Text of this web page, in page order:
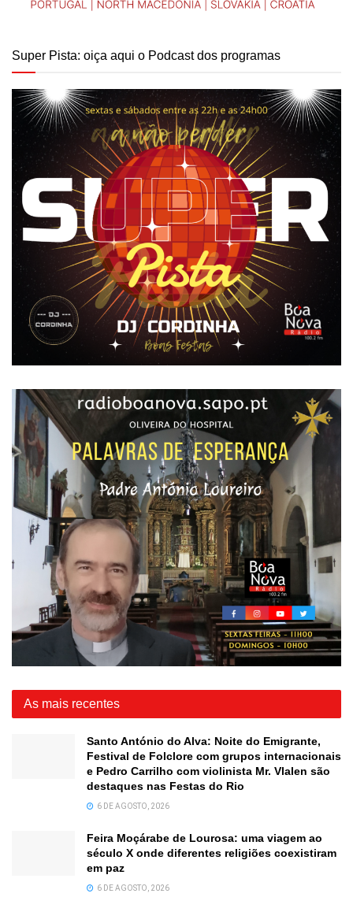
Super Pista: oiça aqui o Podcast dos programas
As mais recentes
Santo António do Alva: Noite do Emigrante,
Festival de Folclore com grupos internacionais
e Pedro Carrilho com violinista Mr. Vlalen são
destaques nas Festas do Rio
6 DE AGOSTO, 2026
Feira Moçárabe de Lourosa: uma viagem ao
século X onde diferentes religiões coexistiram
em paz
6 DE AGOSTO, 2026